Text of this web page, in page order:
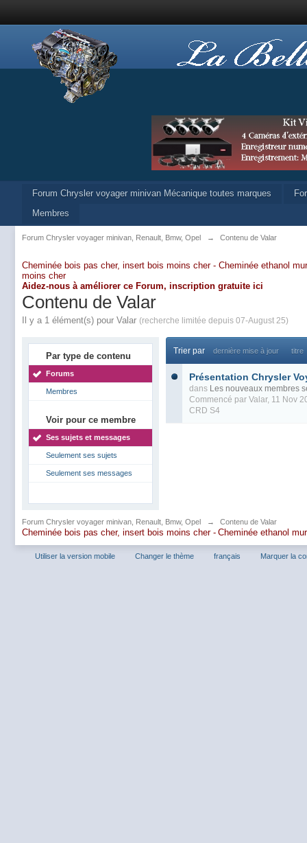
Forum Chrysler voyager minivan Mécanique toutes marques
Membres
Forum Chrysler voyager minivan, Renault, Bmw, Opel → Contenu de Valar
Cheminée bois pas cher, insert bois moins cher - Cheminée ethanol
moins cher
Aidez-nous à améliorer ce Forum, inscription gratuite ici
Contenu de Valar
Il y a 1 élément(s) pour Valar (recherche limitée depuis 07-August 25)
Par type de contenu
Forums
Membres
Voir pour ce membre
Ses sujets et messages
Seulement ses sujets
Seulement ses messages
Trier par dernière mise à jour titre
Présentation Chrysler
dans Les nouveaux membres
Commencé par Valar, 11 Nov
CRD S4
Forum Chrysler voyager minivan, Renault, Bmw, Opel → Contenu de Valar
Cheminée bois pas cher, insert bois moins cher - Cheminée ethanol
Utiliser la version mobile Changer le thème français Marquer la